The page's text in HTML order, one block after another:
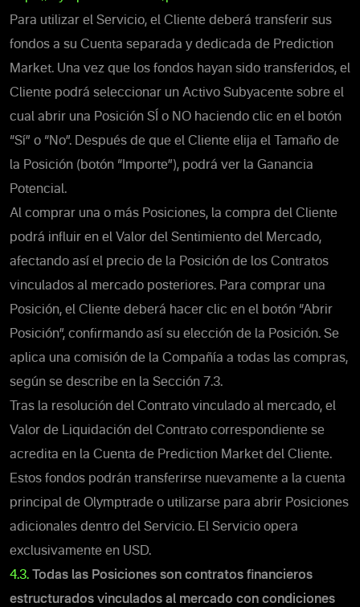
Para utilizar el Servicio, el Cliente deberá transferir sus
fondos a su Cuenta separada y dedicada de Prediction
Market. Una vez que los fondos hayan sido transferidos, el
Cliente podrá seleccionar un Activo Subyacente sobre el
cual abrir una Posición SÍ o NO haciendo clic en el botón
“Sí” o “No”. Después de que el Cliente elija el Tamaño de
la Posición (botón “Importe”), podrá ver la Ganancia
Potencial.
Al comprar una o más Posiciones, la compra del Cliente
podrá influir en el Valor del Sentimiento del Mercado,
afectando así el precio de la Posición de los Contratos
vinculados al mercado posteriores. Para comprar una
Posición, el Cliente deberá hacer clic en el botón “Abrir
Posición”, confirmando así su elección de la Posición. Se
aplica una comisión de la Compañía a todas las compras,
según se describe en la Sección 7.3.
Tras la resolución del Contrato vinculado al mercado, el
Valor de Liquidación del Contrato correspondiente se
acredita en la Cuenta de Prediction Market del Cliente.
Estos fondos podrán transferirse nuevamente a la cuenta
principal de Olymptrade o utilizarse para abrir Posiciones
adicionales dentro del Servicio. El Servicio opera
exclusivamente en USD.
4.3.
Todas las Posiciones son contratos financieros
estructurados vinculados al mercado con condiciones